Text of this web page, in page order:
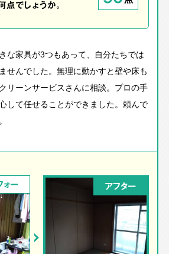
でしょうか。
な家具が3つもあって、自分たちでは
せんでした。無理に動かすと壁や床も
リーンサービスさんに相談。プロの手
して任せることができました。頼んで
ォー アフター